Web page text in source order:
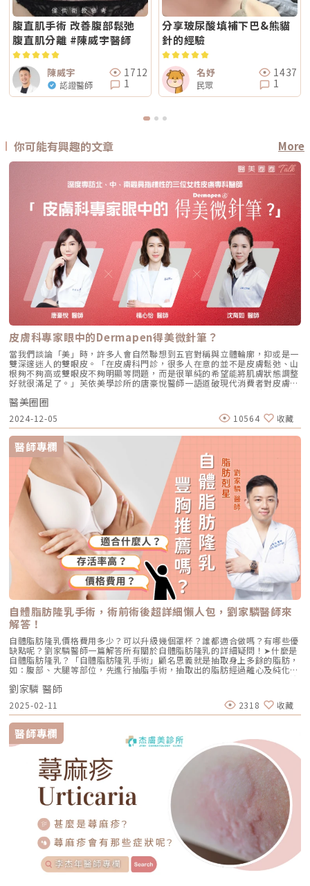
腹直肌手術 改善腹部鬆弛
腹直肌分離 #陳威宇醫師
陳威宇
認證醫師
1712
1
分享玻尿酸填補下巴&熊貓
針的經驗
名妤
民眾
1437
1
你可能有興趣的文章 More
皮膚科專家眼中的Dermapen得美微針筆？
當我們談論「美」時，許多人會自然聯想到五官對稱與立體輪廓，抑或是一
雙深邃迷人的雙眼皮。「在皮膚科門診，很多人在意的並不是皮膚鬆弛、山
根夠不夠高或雙眼皮不夠明顯等問題，而是很單純的希望能將肌膚狀態調整
好就很滿足了。」芙依美學診所的唐豪悅醫師一語道破現代消費者對皮膚健
康的核心需求。儘管雷射療程長期被認為是改善多種肌膚問題的首選，但過
度依賴光電治療也可能會有潛在的風險產生，如皮膚屏障受損、變薄甚至色
素沉澱...等。（圖／Dermapen官網）在醫美領域，隨著雷射光電、熱能療
程在皮膚問題上的廣泛應用，消費者對於高效但低風險的皮膚保養需求反而
不斷攀升。如今，Dermapen得美微針憑藉「非光電、無熱能」的純物理性
治療特點，迅速贏得了醫師和愛美人士的青睞。醫美圈圈將透過專訪3位來
自北中南的皮膚科專家—「芙依美學診所」唐豪悅醫師、「芯漾皮膚科診
所」楊心怡醫師與「彤曜時尚診所」沈育如醫師，深度剖析他們對
Dermapen得美微針的獨到見解與臨床應用。期待能讓追求皮膚健康的民
眾，快速掌握療程特點的同時，也能更近一步的了解三位醫師的臨床經驗與
心得感想。Dermapen的魅力：擺脫雷射侷限開啟物理養膚新時代隨著醫美
科技日新月異，越來越多人開始尋求溫和、安全的養膚選擇，特別是對於敏
感肌膚或容易出現色斑的族群。那麼，Dermapen 如何運用先進的微針技
術，既能有效改善膚況，又能減少傳統療程可能帶來的風險呢？（圖／
Dermapen官網）唐豪悅醫師指出：「許多消費者對雷射或熱能療法敬而遠
之，尤其是皮膚薄或有肝斑困擾的人。」對於這些族群，Dermapen 提供了
一個專為需求設計的物理性療法。透過每秒可產生多達1,920個微通道的高
速垂直微針技術，Dermapen 在單次的療程中，可於肌膚表面創造近百萬個
微型吸收通道，將適當的成分高效輸送至肌膚深層，同時避免雷射引發的敏
感反應或屏障受損的風險。（圖／唐豪悅醫師 FB粉絲專頁）唐醫師生動地
比喻：「Dermapen就像為肌膚開創了一條條專屬營養通道的工具。透過物
理性的通道開啟，再加上化學性的成分調整，兩者合併之下，就能夠達到解
決多種肌膚問題的結果。但如果選擇不當，就像是讓剛出生的嬰兒喝咖啡而
不是牛奶，不僅無法滋養，甚至可能適得其反。」Dermapen 結合了物理性
重塑(physical remodeling)與化學調節(chemical modulation)的雙重優
勢，成為敏感肌膚消費者的理想選擇，相對的對於施作該療程的醫師也有一
定的門檻與學問。精準高效兼備：Dermapen用科技定義微針新標準對於許
多人來說，青春期沒有照顧好的痘痘肌隨著年齡增長而留下的痘疤、毛孔粗
大等肌膚問題，往往成為自信的困擾。隨著治療需求不斷攀升， Dermapen
以精準的深度控制和極高的治療密度，重新定義微針領域的新標準。（圖／
Dermapen官網）楊心怡醫師表示：「Dermapen的深度範圍從 0.2～
3.0mm全數位化的精準微調，正是我們實現客製化治療的關鍵。這樣的深
度能夠根據不同膚質需求精準地設定，只要醫師能判斷所設定的深度與想改
善的皮膚問題深度吻合，搭配適當的成分，就可以很放心的交給Dermapen
去掌控進入皮膚的深度，並達到理想的效果改善。」楊心怡醫師進一步提
到：「這項技術不僅減少了醫師操作上的誤差，也提高治療的精準度與效
果。」（圖／楊心怡醫師提供）此外，Dermapen 在治療過程中的舒適性也
是一大優勢。「除了九成以上的客人反饋都相當好之外，我也在診所內部做
過Dermapen與水光療程的舒適度統計，基本上所有的同仁都偏向選擇使用
Dermapen，主要還是來自於療程中的疼痛感是遠低於使用儀器進行水光注
射療程的。」楊心怡醫師補充道「Dermapen 讓療程不再是挑戰，而是一種
享受。」楊心怡醫師特別提醒消費者：「Dermapen的治療還是偏向皮膚的
層面，從表皮一直到真皮層的部分，如果今天碰到的顧客需求是組織的流失
或是比較明顯的臉部鬆垮下垂，亦或是骨架的流失造成的凹險，我們還是需
要搭配其他的療程做合併治療，並不能單靠Dermapen期望去改善所有的問
題。」小蝦米與大鯨魚：Dermapen在診所的療程定位小編回憶在準備採訪
沈育如醫師之前，先在網路上做了一些功課，發現沈醫師的診所已經擁有定
位在養膚的矽谷電波、兩台頂級的皮秒雷射儀器、再加上專門針對痘疤及疤
痕治療的AP雷射…等眾多重型武器，所以最讓小編好奇的就是Dermapen這
個療程在診所還有他的定位嗎？（圖／沈育如醫師提供）沈育如醫師說到：
醫美圈圈
2024-12-05 10564 收藏
醫師專欄
自體脂肪隆乳手術，術前術後超詳細懶人包，劉家驎醫師來
解答！
自體脂肪隆乳價格費用多少？可以升級幾個罩杯？誰都適合做嗎？有哪些優
缺點呢？劉家驎醫師一篇解答所有關於自體脂肪隆乳的詳細疑問！➤什麼是
自體脂肪隆乳？「自體脂肪隆乳手術」顧名思義就是抽取身上多餘的脂肪，
如：腹部、大腿等部位，先進行抽脂手術，抽取出的脂肪經過離心及純化技
術後，將健康的黃金脂肪細胞，以欣莘劉家驎院長親研的「多層次堆疊」注
射方式，均勻填充至胸部皮下、筋膜、肌肉和脂肪層。➤哪些人適合做自體
脂肪隆乳手術？美麗的胸型是女性展現身材的重要部份，天生的不足、產後
與年紀產生的鬆弛等，都會是破壞胸型的因素，但若要選擇假體植入身體的
隆乳的方式，許多人也會害怕需要按摩、觸感軟硬度、或排斥攣縮等問題，
因此利用自體脂肪回填隆乳就是最佳選擇，以下解析幾種狀況，看看你適不
適合這項手術吧！（圖／欣莘時尚美學診所-劉家驎醫師提供）自體脂肪隆
乳常見的取脂部位一般常見取得自體脂肪的部位有：腹部、大腿內外側、腰
臀等，除了該處較容易累積脂肪外，這些脂肪也是最健康的。➤自體脂肪隆
乳如何進行？手術流程？（圖／欣莘時尚美學診所-劉家驎醫師提供）自體
脂肪隆乳手術是讓黃金脂肪再次利用，成為真材實料的美胸，身體雕塑+豐
胸一舉兩得的手術方式，且自體脂肪移植技術不只能填補胸部，更廣為應用
在臉頰凹陷、豐滿額頭．讓臉型看起來更佳圓潤飽滿好看。➤自體脂肪隆乳
手術的傷口會在哪裡？（圖／欣莘時尚美學診所-劉家驎醫師提供）自體脂
肪隆乳手術的傷口如針孔般大小，約為0.2cm，補脂傷口位於注射脂肪的入
針處，如：腋下皺褶或乳房邊緣，傷口癒合後幾乎看不見；而抽脂手術的傷
口視抽脂部位而定，通常隱藏在大腿內側根部等不易發現的位置。術後恢復
照顧得好，是可以近乎隱痕的。➤自體脂肪隆乳手術可以大幾個罩杯？（圖
／欣莘時尚美學診所-劉家驎醫師提供）自體脂肪隆乳手術，須考量到自身
抽脂部位是否有足夠的脂肪量，以及胸部皮膚的鬆緊程度，這都是手術評估
的條件之一。若有足夠的脂肪量和填補空間，平均可以增加1～1.5個罩杯，
劉家驎 醫師
2025-02-11 2318 收藏
醫師專欄